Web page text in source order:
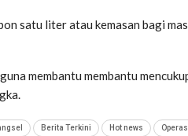
satu liter atau kemasan bagi
membantu membantu
Berita Terkini Hot news